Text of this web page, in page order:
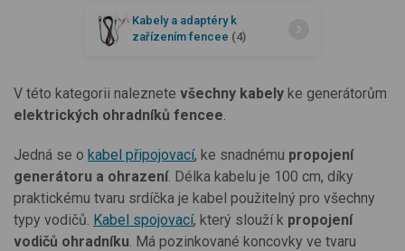
Kabely a adaptéry k
zařízením fencee (4)
V této kategorii naleznete všechny kabely ke generátorům
elektrických ohradníků fencee
Jedná se o kabel připojovací, ke snadnému propojení
generátoru a ohrazení. Délka kabelu je 100 cm, díky
praktickému tvaru srdíčka je kabel použitelný pro všechny
typy vodičů. Kabel spojovací, který slouží k propojení
vodičů ohradníku . Má pozinkované koncovky ve tvaru